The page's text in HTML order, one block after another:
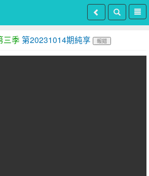
三季 第20231014期純享 報錯